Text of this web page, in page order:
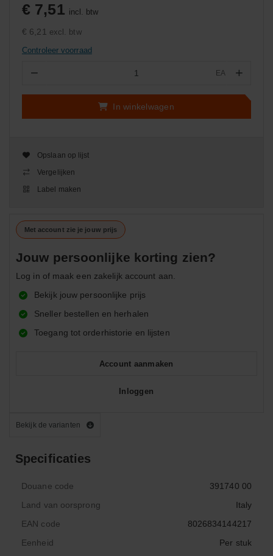
Bekijk de varianten
Specificaties
Douane code
391740 00
Land van oorsprong
Italy
EAN code
8026834144217
Eenheid
Per stuk
€ 7,51 incl. btw
€ 6,21 excl. btw
Controleer voorraad
− EA +
In winkelwagen
Opslaan op lijst
Vergelijken
Label maken
Met account zie je jouw prijs
Jouw persoonlijke korting zien?
Log in of maak een zakelijk account aan.
Bekijk jouw persoonlijke prijs
Sneller bestellen en herhalen
Toegang tot orderhistorie en lijsten
Account aanmaken
Inloggen